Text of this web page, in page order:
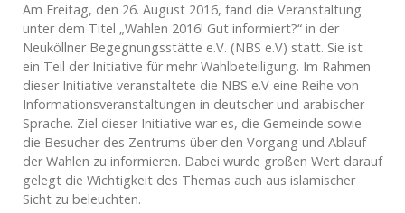
Am Freitag, den 26. August 2016, fand die Veranstaltung
unter dem Titel „Wahlen 2016! Gut informiert?“ in der
Neuköllner Begegnungsstätte e.V. (NBS e.V) statt. Sie ist
ein Teil der Initiative für mehr Wahlbeteiligung. Im Rahmen
dieser Initiative veranstaltete die NBS e.V eine Reihe von
Informationsveranstaltungen in deutscher und arabischer
Sprache. Ziel dieser Initiative war es, die Gemeinde sowie
die Besucher des Zentrums über den Vorgang und Ablauf
der Wahlen zu informieren. Dabei wurde großen Wert darauf
gelegt die Wichtigkeit des Themas auch aus islamischer
Sicht zu beleuchten.